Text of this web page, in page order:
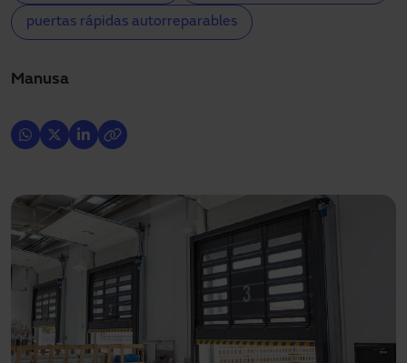
puertas rápidas autorreparables
Manusa